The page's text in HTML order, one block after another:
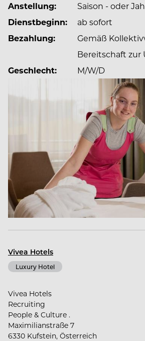
Bereich Mitarbeitenden
Anstellung:
Saison - oder
Dienstbeginn:
ab sofort
Bezahlung:
Gemäß
Bereitschaft zur
Geschlecht:
M/W/D
Vivea Hotels
Luxury Hotel
Vivea Hotels
Recruiting
People & Culture .
Maximilianstraße 7
6330 Kufstein, Österreich